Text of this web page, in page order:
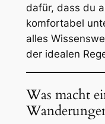
dafür, dass du
komfortabel
alles
der idealen
Was macht